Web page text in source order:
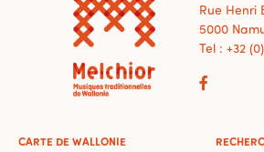
Rue Henri
5000
Tel : +32
CARTE DE WALLONIE